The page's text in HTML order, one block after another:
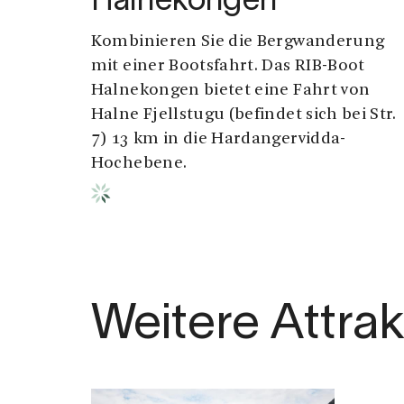
Kombinieren Sie die Bergwanderung
mit einer Bootsfahrt. Das RIB-Boot
Halnekongen bietet eine Fahrt von
Halne Fjellstugu (befindet sich bei Str.
7) 13 km in die Hardangervidda-
Hochebene.
Weitere